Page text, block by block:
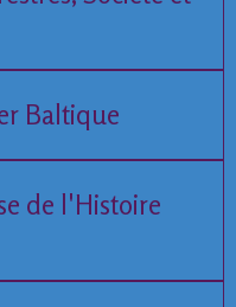
Baltique
de l'Histoire